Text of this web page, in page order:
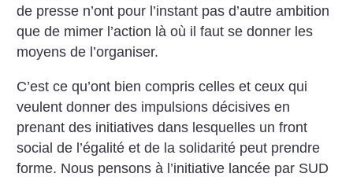
de presse n’ont pour l’instant pas d’autre ambition
que de mimer l’action là où il faut se donner les
moyens de l’organiser.
C’est ce qu’ont bien compris celles et ceux qui
veulent donner des impulsions décisives en
prenant des initiatives dans lesquelles un front
social de l’égalité et de la solidarité peut prendre
forme. Nous pensons à l’initiative lancée par SUD